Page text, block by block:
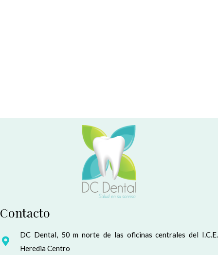
Contacto
DC Dental, 50 m norte de las oficinas centrales del I.C.E.
Heredia Centro